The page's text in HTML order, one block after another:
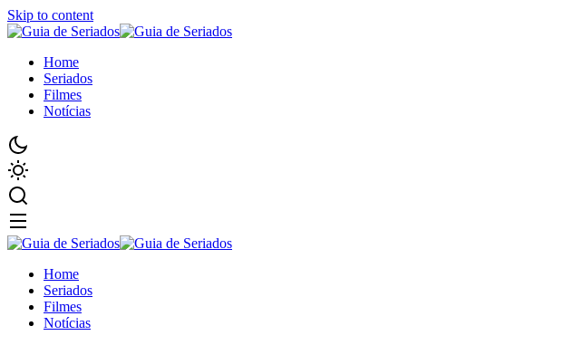
Skip to content
Home
Seriados
Filmes
Notícias
Home
Seriados
Filmes
Notícias